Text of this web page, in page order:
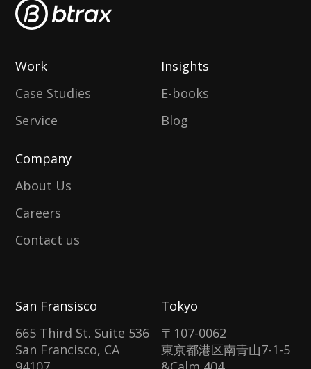
Work
Case Studies
Service
Insights
E-books
Blog
Company
About Us
Careers
Contact us
San Fransisco
665 Third St. Suite 536
San Francisco, CA
Tokyo
〒107-0062
東京都港区南青山7-1-5